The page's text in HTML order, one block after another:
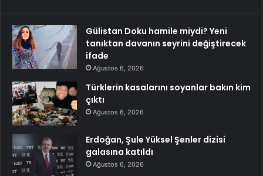
Gülistan Doku hamile miydi? Yeni
tanıktan davanın seyrini değiştirecek
ifade
Ağustos 6, 2026
Türklerin kasalarını soyanlar bakın kim
çıktı
Ağustos 6, 2026
Erdoğan, Şule Yüksel Şenler dizisi
galasına katıldı
Ağustos 6, 2026